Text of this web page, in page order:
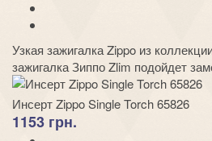
Узкая зажигалка Zippo из
зажигалка Зиппо Zlim подойдет
Инсерт Zippo Single Torch 65826
1153 грн.